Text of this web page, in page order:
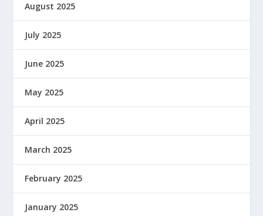
August 2025
July 2025
June 2025
May 2025
April 2025
March 2025
February 2025
January 2025